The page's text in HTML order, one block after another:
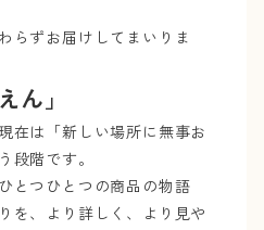
らずお届けしてまいりま
ん」
在は「新しい場所に無事お
段階です。
とつひとつの商品の物語
を、より詳しく、より見や